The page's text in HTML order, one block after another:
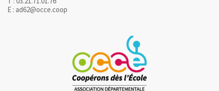
E : ad62@occe.coop